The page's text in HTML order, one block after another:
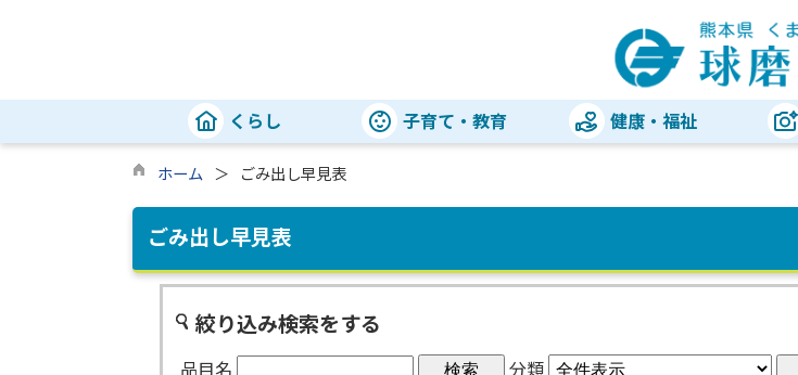
くらし 子育て・教育 健康・福祉
ホーム ごみ出し早見表
ごみ出し早見表
絞り込み検索をする
品目名
分類